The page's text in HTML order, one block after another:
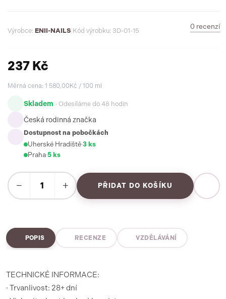
Výrobce: ENII-NAILS Kód výrobku: 3D-01-15
0 recenzí
237 Kč
Měrná cena: 1 580,00Kč / 100 ml
Skladem · Odesíláme do 48 hodin
Česká rodinná značka
Dostupnost na pobočkách
Uherské Hradiště·3 ks
Praha·5 ks
− + PŘIDAT DO KOŠÍKU
POPIS RECENZE VZDĚLÁVÁNÍ
TECHNICKÉ INFORMACE:
· Trvanlivost: 28+ dní